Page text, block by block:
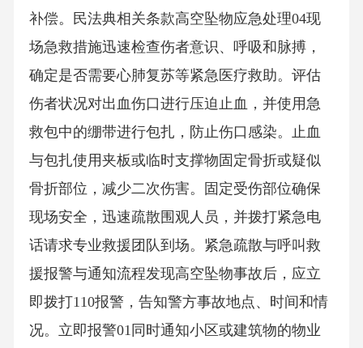
补偿。民法典相关条款高空坠物应急处理04现
场急救措施迅速检查伤者意识、呼吸和脉搏，
确定是否需要心肺复苏等紧急医疗救助。评估
伤者状况对出血伤口进行压迫止血，并使用急
救包中的绷带进行包扎，防止伤口感染。止血
与包扎使用夹板或临时支撑物固定骨折或疑似
骨折部位，减少二次伤害。固定受伤部位确保
现场安全，迅速疏散围观人员，并拨打紧急电
话请求专业救援团队到场。紧急疏散与呼叫救
援报警与通知流程发现高空坠物事故后，应立
即拨打110报警，告知警方事故地点、时间和情
况。立即报警01同时通知小区或建筑物的物业